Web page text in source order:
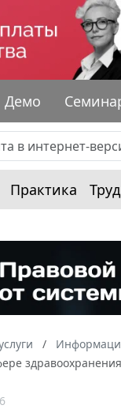
Демо
Практика Труд